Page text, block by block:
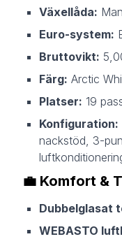
Växellåda:
Euro-system:
Bruttovikt:
Färg: Arctic
Platser: 19
Konfiguration:
nackstöd, 3-
💼 Komfort &
Dubbelglasat
WEBASTO